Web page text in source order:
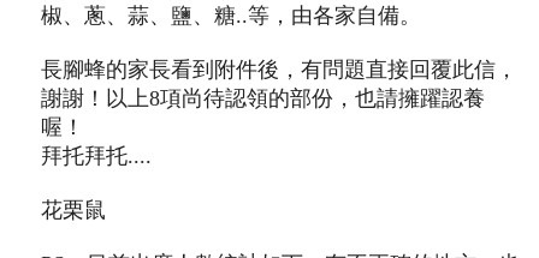
椒、蔥、蒜、鹽、糖..等，由各家自備。
長腳蜂的家長看到附件後，有問題直接回覆此信，
謝謝！ 以上8項尚待認領的部份，也請擁躍認養
喔！
拜托拜托....
花栗鼠